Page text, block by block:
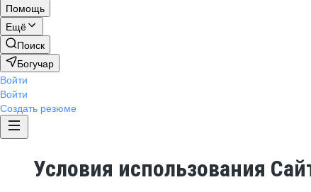
Помощь
Ещё
Поиск
Богучар
Войти
Войти
Создать резюме
Условия использования